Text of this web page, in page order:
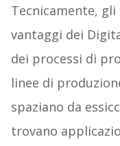
Tecnicamente,
vantaggi dei
dei processi di
linee di
spaziano da
trovano